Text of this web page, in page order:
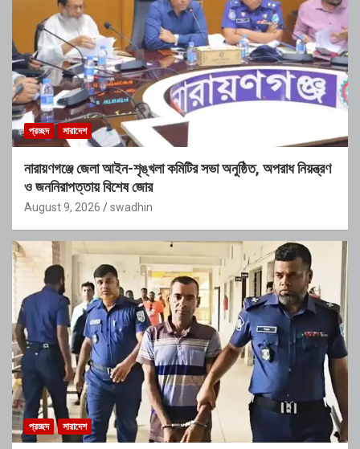
প্রচ্ছদ সারাদেশ
নারায়ণগঞ্জে জেলা আইন-শৃঙ্খলা কমিটির সভা অনুষ্ঠিত, অপরাধ নিয়ন্ত্রণ
ও জননিরাপত্তায় বিশেষ জোর
August 9, 2026 swadhin
প্রচ্ছদ সারাদেশ